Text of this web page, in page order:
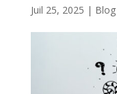
Juil 25, 2025 | Blog